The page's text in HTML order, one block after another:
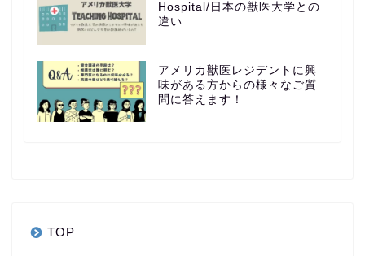
Hospital/日本の獣医大学との
違い
アメリカ獣医レジデントに興
味がある方からの様々なご質
問に答えます！
TOP